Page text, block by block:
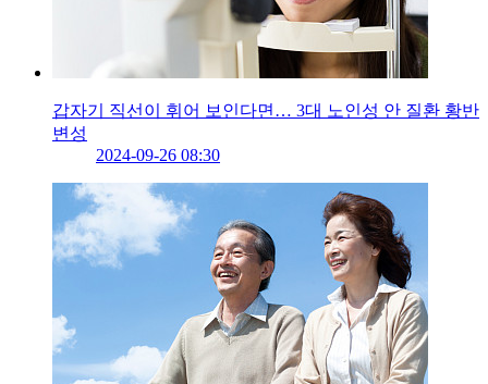
갑자기 직선이 휘어 보인다면… 3대 노인성 안 질환 황반
변성
2024-09-26 08:30